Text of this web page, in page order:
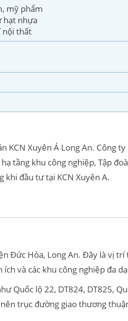
mỹ phẩm
hạt nhựa
nội thất
KCN Xuyên Á Long An. Công
tầng khu công nghiệp, Tập
khi đầu tư tại KCN Xuyên A.
Đức Hòa, Long An. Đây là vị
và các khu công nghiệp đa
Quốc lộ 22, DT824, DT825,
trục đường giao thương